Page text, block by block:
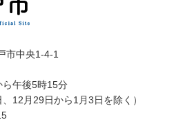
市中央1-4-1
ら午後5時15分
12月29日から1月3日を除く）